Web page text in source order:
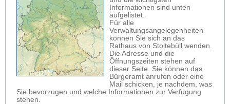
Informationen sind unten
aufgelistet.
Für alle
Verwaltungsangelegenheiten
können Sie sich an das
Rathaus von Stoltebüll wenden.
Die Adresse und die
Öffnungszeiten stehen auf
dieser Seite. Sie können das
Bürgeramt anrufen oder eine
Mail schicken, je nachdem, was
Sie bevorzugen und welche Informationen zur Verfügung
stehen.